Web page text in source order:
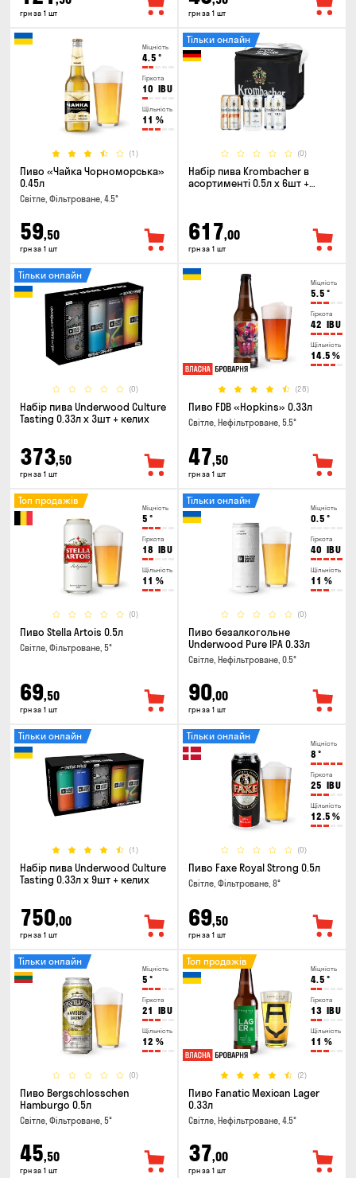
грн за 1 шт грн за 1 шт
Міцність
4.5 °
Гіркота
10 IBU
Щільність
11 %
(1)
Пиво «Чайка Чорноморська»
0.45л
Світле, Фільтроване, 4.5°
59,50
грн за 1 шт
(0)
Тільки онлайн
Набір пива Krombacher в
асортименті 0.5л х 6шт +
617,00
грн за 1 шт
(0)
Тільки онлайн
Набір пива Underwood Culture
Tasting 0.33л x 3шт + келих
373,50
грн за 1 шт
Міцність
5.5 °
Гіркота
42 IBU
Щільність
14.5 %
(28)
Пиво FDB «Hopkins» 0.33л
Світле, Нефільтроване, 5.5°
47,50
грн за 1 шт
Міцність
5 °
Гіркота
18 IBU
Щільність
11 %
(0)
Топ продажів
Пиво Stella Artois 0.5л
Світле, Фільтроване, 5°
69,50
грн за 1 шт
Міцність
0.5 °
Гіркота
40 IBU
Щільність
11 %
(0)
Тільки онлайн
Пиво безалкогольне
Underwood Pure IPA 0.33л
Світле, Нефільтроване, 0.5°
90,00
грн за 1 шт
(1)
Тільки онлайн
Набір пива Underwood Culture
Tasting 0.33л x 9шт + келих
750,00
грн за 1 шт
Міцність
8 °
Гіркота
25 IBU
Щільність
12.5 %
(0)
Тільки онлайн
Пиво Faxe Royal Strong 0.5л
Світле, Фільтроване, 8°
69,50
грн за 1 шт
Міцність
5 °
Гіркота
21 IBU
Щільність
12 %
(0)
Тільки онлайн
Пиво Bergschlosschen
Hamburgo 0.5л
Світле, Фільтроване, 5°
45,50
грн за 1 шт
Міцність
4.5 °
Гіркота
13 IBU
Щільність
11 %
(2)
Топ продажів
Пиво Fanatic Mexican Lager
0.33л
Світле, Нефільтроване, 4.5°
37,00
грн за 1 шт